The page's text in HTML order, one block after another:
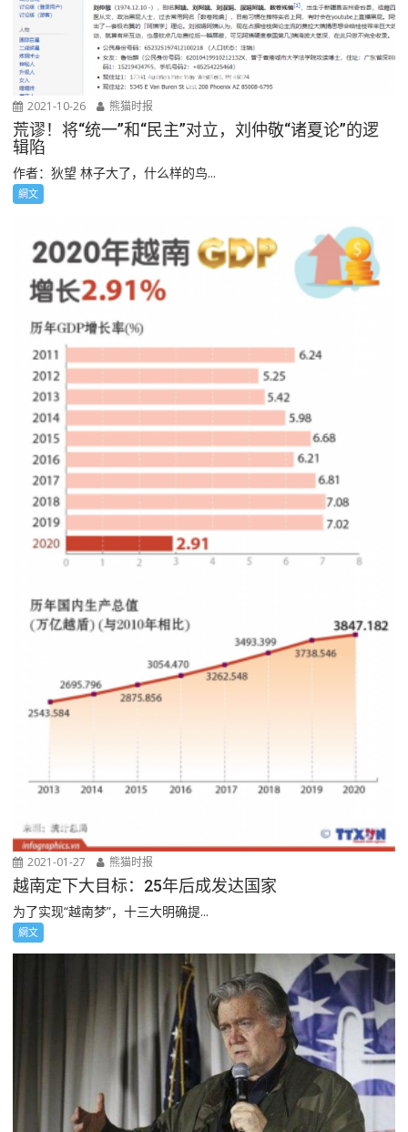
2021-10-26 熊猫时报
荒谬！将“统一”和“民主”对立，刘仲敬“诸夏论”的逻
辑陷
作者：狄望 林子大了，什么样的鸟...
網文
2021-01-27 熊猫时报
越南定下大目标：25年后成发达国家
为了实现“越南梦”，十三大明确提...
網文